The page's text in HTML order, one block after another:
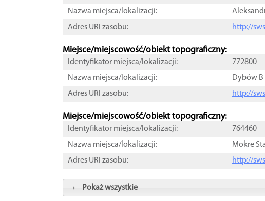
Nazwa miejsca/lokalizacji:
Adres URI zasobu:
http://
Miejsce/miejscowość/obiekt topograficzny:
Identyfikator miejsca/lokalizacji:
772800
Nazwa miejsca/lokalizacji:
Dybów B
Adres URI zasobu:
http://
Miejsce/miejscowość/obiekt topograficzny:
Identyfikator miejsca/lokalizacji:
764460
Nazwa miejsca/lokalizacji:
Mokre
Adres URI zasobu:
http://
Pokaż wszystkie